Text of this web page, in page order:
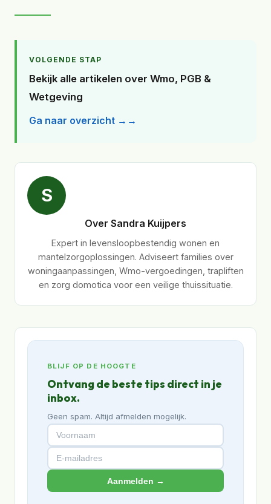
VOLGENDE STAP
Bekijk alle artikelen over Wmo, PGB &
Wetgeving
Ga naar overzicht →
S
Over Sandra Kuijpers
Expert in levensloopbestendig wonen en
mantelzorgoplossingen. Adviseert families over
woningaanpassingen, Wmo-vergoedingen, trapliften
en zorg domotica voor een veilige thuissituatie.
BLIJF OP DE HOOGTE
Ontvang de beste tips direct in je
inbox.
Geen spam. Altijd afmelden mogelijk.
Aanmelden →